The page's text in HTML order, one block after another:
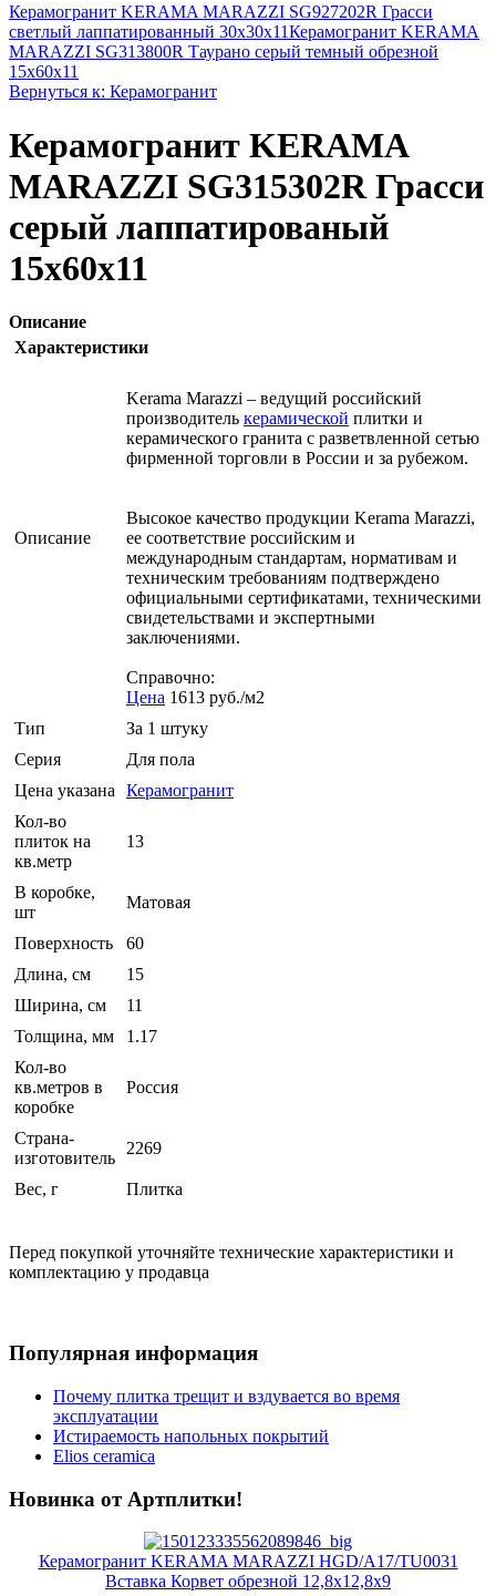
Керамогранит KERAMA MARAZZI SG927202R Грасси
светлый лаппатированный 30х30х11Керамогранит KERAMA
MARAZZI SG313800R Таурано серый темный обрезной
15х60х11
Вернуться к: Керамогранит
Керамогранит KERAMA
MARAZZI SG315302R Грасси
серый лаппатированый
15х60х11
Описание
Характеристики
Описание
Kerama Marazzi – ведущий российский
производитель керамической плитки и
керамического гранита с разветвленной сетью
фирменной торговли в России и за рубежом.
Высокое качество продукции Kerama Marazzi,
ее соответствие российским и
международным стандартам, нормативам и
техническим требованиям подтверждено
официальными сертификатами, техническими
свидетельствами и экспертными
заключениями.
Справочно:
Цена 1613 руб./м2
Тип
За 1 штуку
Серия
Для пола
Цена указана Керамогранит
Кол-во
плиток на
кв.метр
13
В коробке,
шт
Матовая
Поверхность
60
Длина, см
15
Ширина, см
11
Толщина, мм
1.17
Кол-во
кв.метров в
коробке
Россия
Страна-
изготовитель
2269
Вес, г Плитка
Перед покупкой уточняйте технические характеристики и
комплектацию у продавца
Популярная информация
Почему плитка трещит и вздувается во время
эксплуатации
Истираемость напольных покрытий
Elios ceramica
Новинка от Артплитки!
Керамогранит KERAMA MARAZZI HGD/A17/TU0031
Вставка Корвет обрезной 12,8х12,8х9